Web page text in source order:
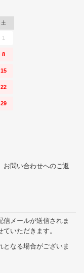
土
1
8
15
22
29
お問い合わせへのご返
信メールが送信されま
いただきます。
となる場合がございま